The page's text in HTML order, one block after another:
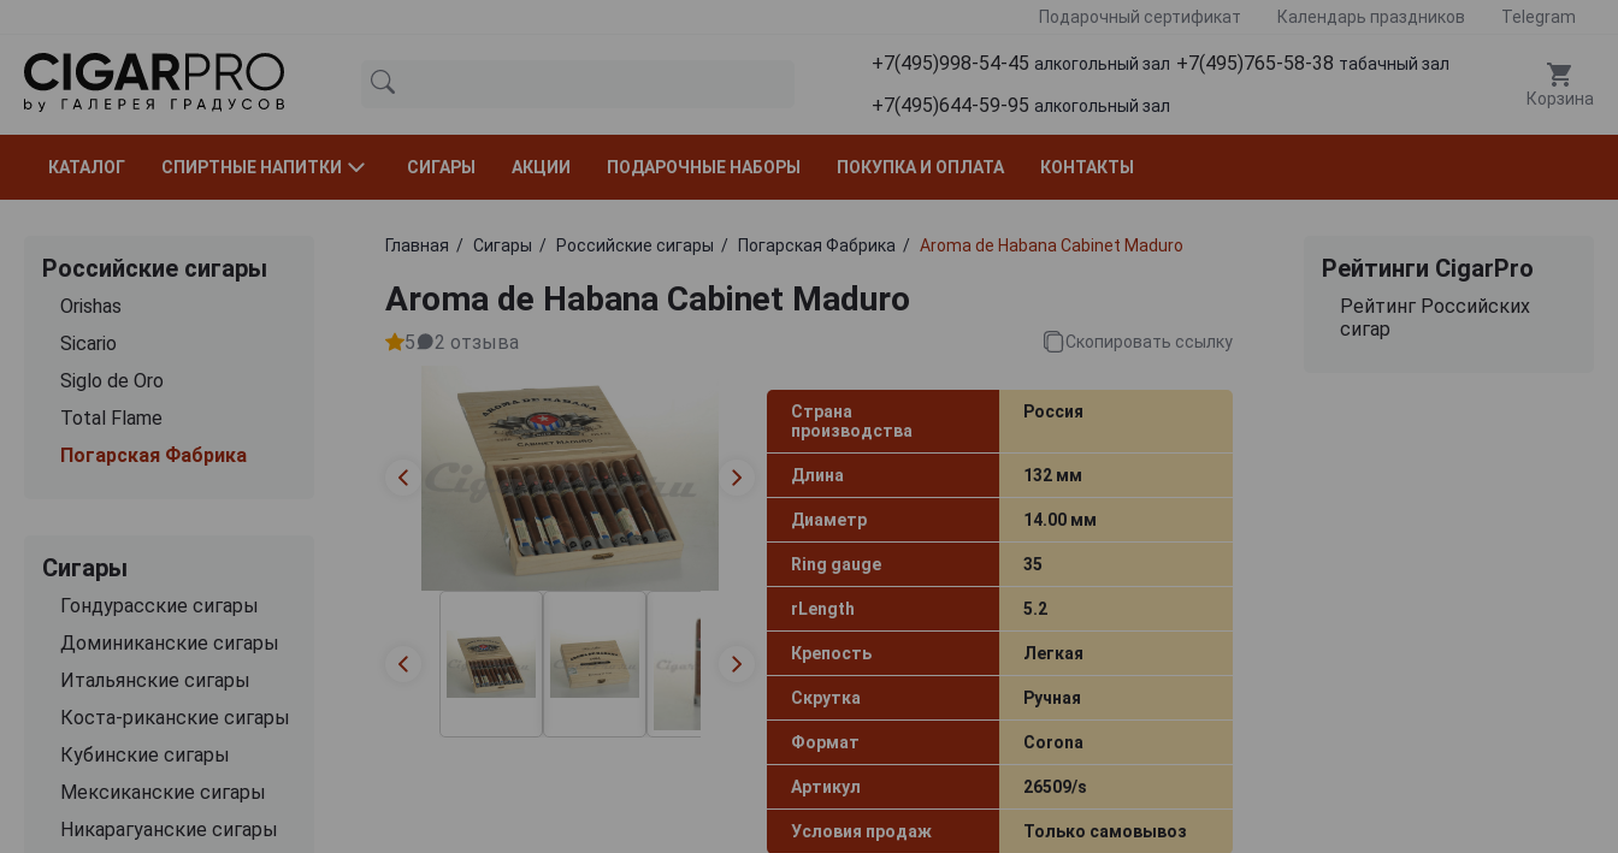
Подарочный сертификат Календарь праздников Telegram
+7(495)998-54-45 алкогольный зал +7(495)765-58-38 табачный зал
+7(495)644-59-95 алкогольный зал Корзина
КАТАЛОГ СПИРТНЫЕ НАПИТКИ СИГАРЫ АКЦИИ ПОДАРОЧНЫЕ НАБОРЫ ПОКУПКА И ОПЛАТА КОНТАКТЫ
Российские сигары
Orishas
Sicario
Siglo de Oro
Total Flame
Погарская Фабрика
Сигары
Гондурасские сигары
Доминиканские сигары
Итальянские сигары
Коста-риканские сигары
Кубинские сигары
Мексиканские сигары
Никарагуанские сигары
Главная Сигары Российские сигары Погарская Фабрика Aroma de Habana Cabinet Maduro
Aroma de Habana Cabinet Maduro
5 2 отзыва Скопировать ссылку
Страна
производства
Россия
Длина 132 мм
Диаметр 14.00 мм
Ring gauge 35
rLength 5.2
Крепость Легкая
Скрутка Ручная
Формат Corona
Артикул 26509/s
Условия продаж Только самовывоз
Рейтинги CigarPro
Рейтинг Российских
сигар